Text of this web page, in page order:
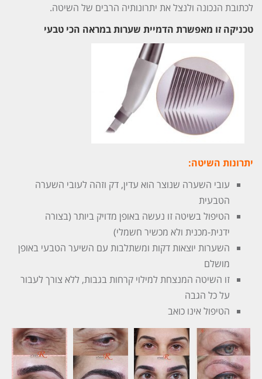
לכתובת הנכונה ולנצל את יתרונותיה הרבים של השיטה.
טכניקה זו מאפשרת הדמיית שערות במראה הכי טבעי
יתרונות השיטה:
עובי השערה שנוצר הוא עדין, דק וזהה לעובי השערה
הטבעית
הטיפול בשיטה זו נעשה באופן מדויק ביותר (בצורה
ידנית-מכנית ולא מכשיר חשמלי)
השערות יוצאות דקות ומשתלבות עם השיער הטבעי באופן
מושלם
זו השיטה המנצחת למילוי קרחות בגבות, ללא צורך לעבור
על כל הגבה
הטיפול אינו כואב